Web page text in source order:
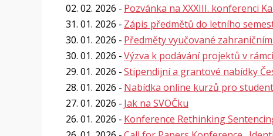
02. 02. 2026
Pozvánka na XXXIII. konferenci
31. 01. 2026
Zápis předmětů do letního
30. 01. 2026
Předměty vyučované
30. 01. 2026
Výzva k podávání projektů v
29. 01. 2026
Stipendijní a grantové nabídky
28. 01. 2026
Nabídka online kurzů pro
27. 01. 2026
Jak na SVOČku
26. 01. 2026
Konference Rethinking